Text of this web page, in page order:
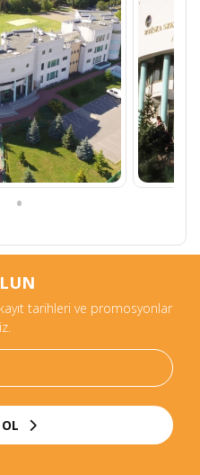
tarihleri ve promosyonlar